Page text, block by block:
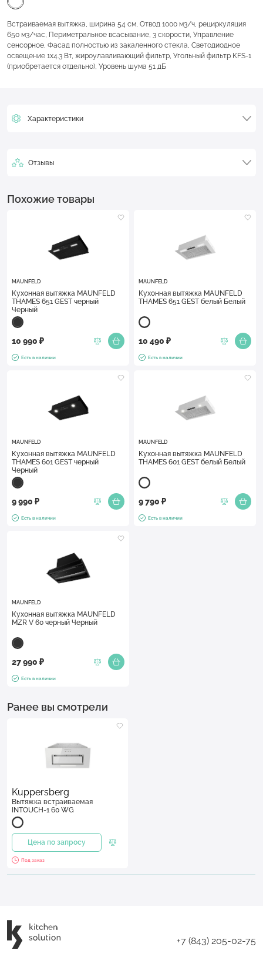
Встраиваемая вытяжка, ширина 54 см, Отвод 1000 м3/ч, рециркуляция
650 м3/час, Периметральное всасывание, 3 скорости, Управление
сенсорное, Фасад полностью из закаленного стекла, Светодиодное
освещение 1х4.3 Вт, жироулавливающий фильтр, Угольный фильтр KFS-1
(приобретается отдельно), Уровень шума 51 дБ
Характеристики
Отзывы
Похожие товары
MAUNFELD
Кухонная вытяжка MAUNFELD
THAMES 651 GEST черный
Черный
10 990 ₽
Есть в наличии
MAUNFELD
Кухонная вытяжка MAUNFELD
THAMES 651 GEST белый Белый
10 490 ₽
Есть в наличии
MAUNFELD
Кухонная вытяжка MAUNFELD
THAMES 601 GEST черный
Черный
9 990 ₽
Есть в наличии
MAUNFELD
Кухонная вытяжка MAUNFELD
THAMES 601 GEST белый Белый
9 790 ₽
Есть в наличии
MAUNFELD
Кухонная вытяжка MAUNFELD
MZR V 60 черный Черный
27 990 ₽
Есть в наличии
Ранее вы смотрели
Kuppersberg
Вытяжка встраиваемая
INTOUCH-1 60 WG
Цена по запросу
Под заказ
+7 (843) 205-02-75